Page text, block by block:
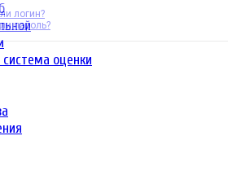
оценки
логин?
пароль?